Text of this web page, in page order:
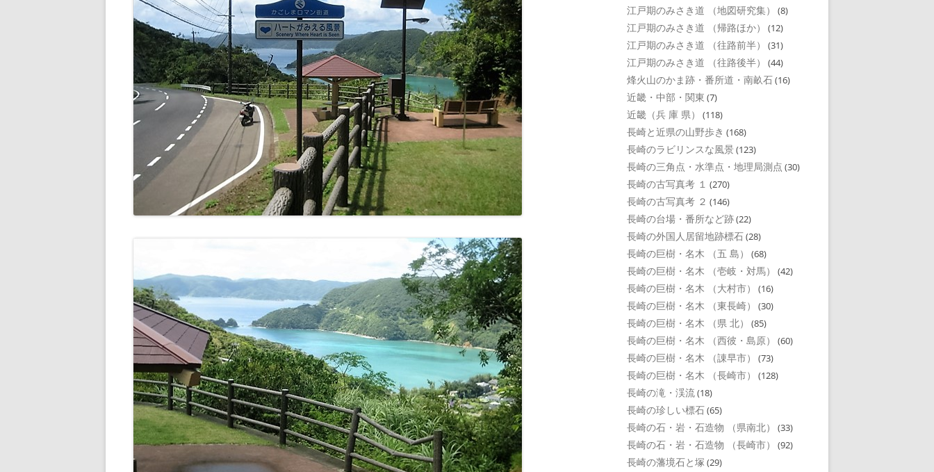
江戸期のみさき道 （地図研究集） (8)
江戸期のみさき道 （帰路ほか） (12)
江戸期のみさき道 （往路前半） (31)
江戸期のみさき道 （往路後半） (44)
烽火山のかま跡・番所道・南畝石(16)
近畿・中部・関東 (7)
近畿（兵 庫 県） (118)
長崎と近県の山野歩き (168)
長崎のラビリンスな風景 (123)
長崎の三角点・水準点・地理局測点 (30)
長崎の古写真考 １ (270)
長崎の古写真考 ２ (146)
長崎の台場・番所など跡(22)
長崎の外国人居留地跡標石(28)
長崎の巨樹・名木 （五 島） (68)
長崎の巨樹・名木 （壱岐・対馬） (42)
長崎の巨樹・名木 （大村市） (16)
長崎の巨樹・名木 （東長崎） (30)
長崎の巨樹・名木 （県 北） (85)
長崎の巨樹・名木 （西彼・島原） (60)
長崎の巨樹・名木 （諌早市） (73)
長崎の巨樹・名木 （長崎市） (128)
長崎の滝・渓流(18)
長崎の珍しい標石(65)
長崎の石・岩・石造物 （県南北） (33)
長崎の石・岩・石造物 （長崎市） (92)
長崎の藩境石と塚 (29)